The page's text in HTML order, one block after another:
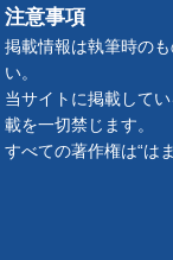
注意事項
掲載情報は執筆時の
い。
当サイトに掲載して
載を一切禁じます。
すべての著作権は“は